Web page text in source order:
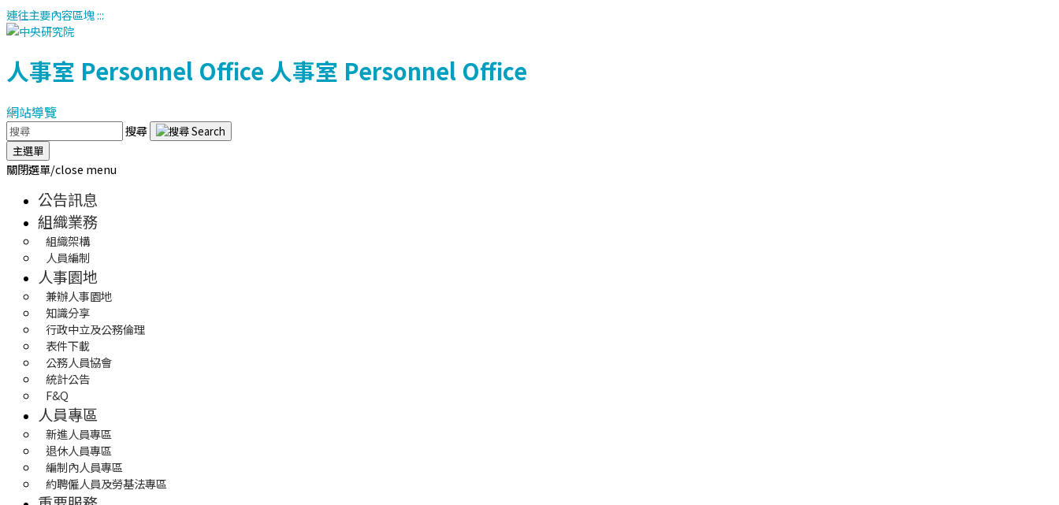
連往主要內容區塊:::
人事室 Personnel Office 人事室 Personnel Office
網站導覽
搜尋
主選單
關閉選單/close menu
公告訊息
組織業務
組織架構
人員編制
人事園地
兼辦人事園地
知識分享
行政中立及公務倫理
表件下載
公務人員協會
統計公告
F&Q
人員專區
新進人員專區
退休人員專區
編制內人員專區
約聘僱人員及勞基法專區